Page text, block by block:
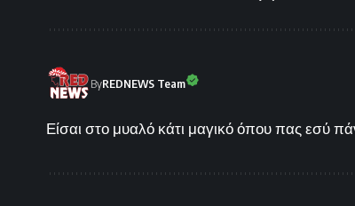
ByREDNEWS Team
Είσαι στο μυαλό κάτι μαγικό όπου πας εσύ